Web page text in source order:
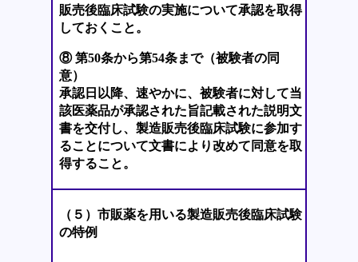
販売後臨床試験の実施について承認を取得
しておくこと。
⑧ 第50条から第54条まで（被験者の同
意）
承認日以降、速やかに、被験者に対して当
該医薬品が承認された旨記載された説明文
書を交付し、製造販売後臨床試験に参加す
ることについて文書により改めて同意を取
得すること。
（５）市販薬を用いる製造販売後臨床試験
の特例